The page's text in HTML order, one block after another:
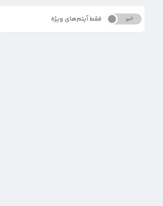
بله خیر فقط آیتم‌های ویژه